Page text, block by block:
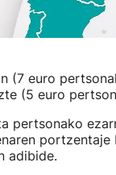
(7 euro
(5 euro
pertsonako
portzentaje
adibide.